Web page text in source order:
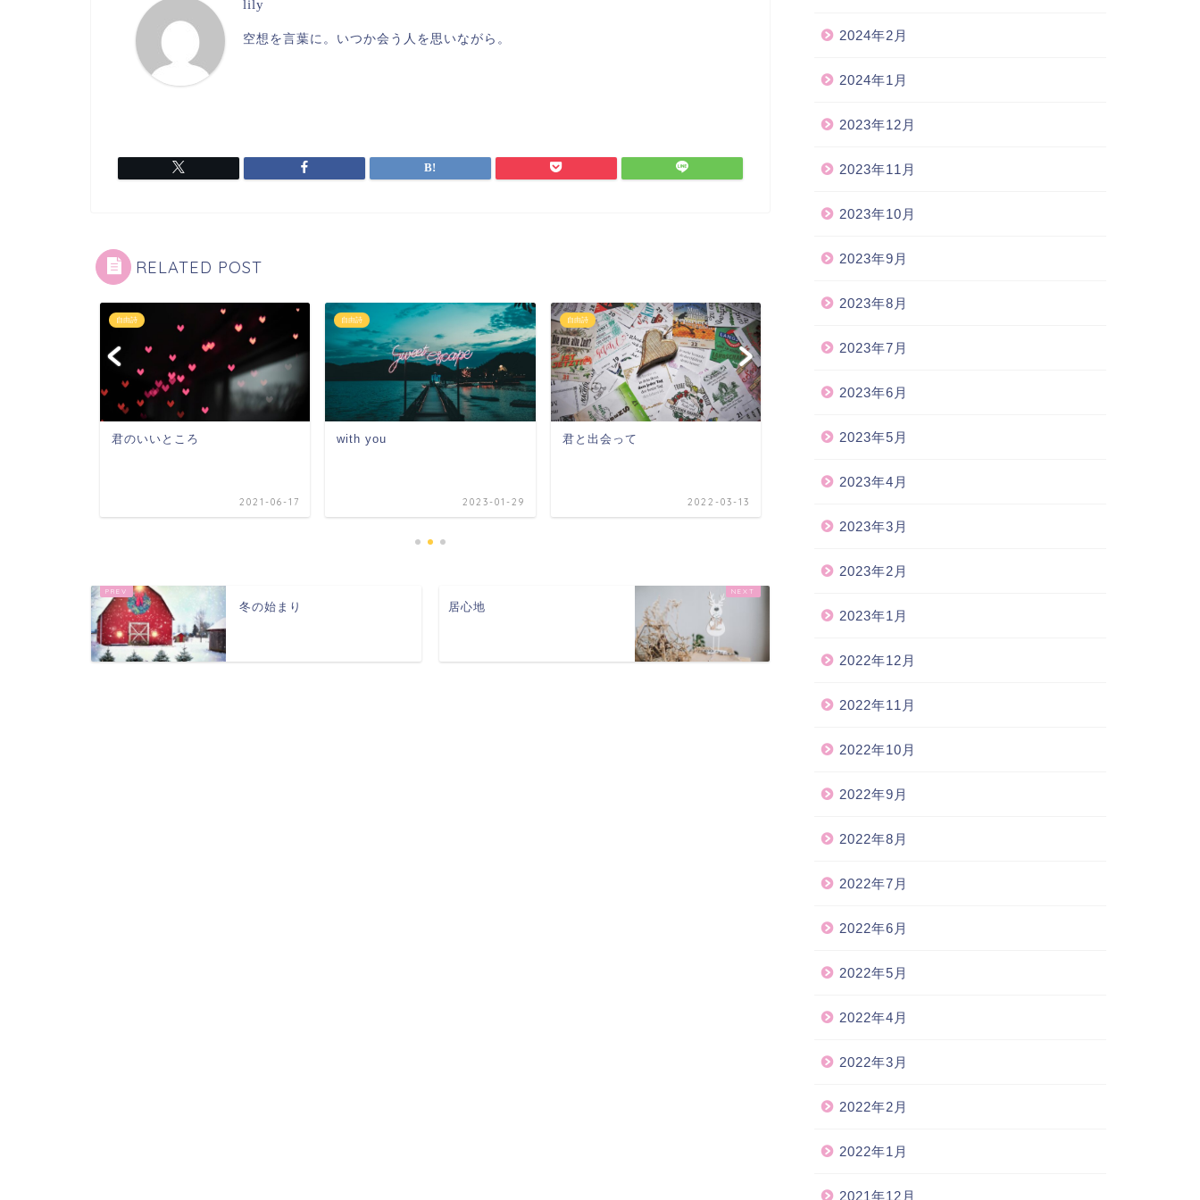
lily
空想を言葉に。いつか会う人を思いながら。
RELATED POST
自由詩
君のいいところ
2021-06-17
自由詩
with you
2023-01-29
自由詩
君と出会って
2022-03-13
君のいいところ
冬の始まり 居心地
2024年2月
2024年1月
2023年12月
2023年11月
2023年10月
2023年9月
2023年8月
2023年7月
2023年6月
2023年5月
2023年4月
2023年3月
2023年2月
2023年1月
2022年12月
2022年11月
2022年10月
2022年9月
2022年8月
2022年7月
2022年6月
2022年5月
2022年4月
2022年3月
2022年2月
2022年1月
2021年12月